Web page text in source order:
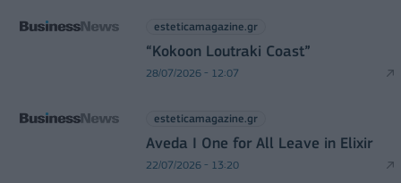
esteticamagazine.gr
“Kokoon Loutraki Coast”
28/07/2026 - 12:07
esteticamagazine.gr
Aveda I One for All Leave in Elixir
22/07/2026 - 13:20